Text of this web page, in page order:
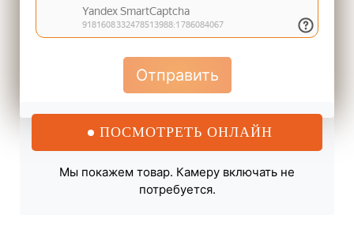
Отправить
ПОСМОТРЕТЬ ОНЛАЙН
Мы покажем товар. Камеру включать не
потребуется.